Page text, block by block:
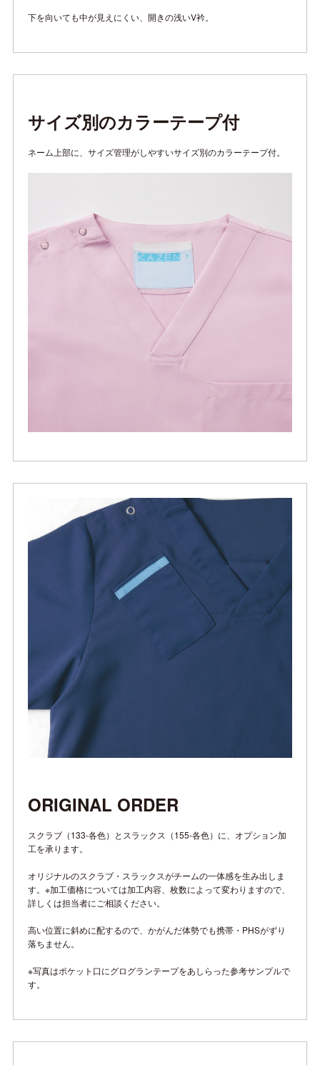
下を向いても中が見えにくい、開きの浅いV衿。
サイズ別のカラーテープ付
ネーム上部に、サイズ管理がしやすいサイズ別のカラーテープ付。
ORIGINAL ORDER
スクラブ（133-各色）とスラックス（155-各色）に、オプション加
工を承ります。
オリジナルのスクラブ・スラックスがチームの一体感を生み出しま
す。※加工価格については加工内容、枚数によって変わりますので、
詳しくは担当者にご相談ください。
高い位置に斜めに配するので、かがんだ体勢でも携帯・PHSがずり
落ちません。
※写真はポケット口にグログランテープをあしらった参考サンプルで
す。